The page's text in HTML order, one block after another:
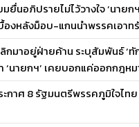
ยื่นอภิปรายไม่ไว้วางใจ ‘นาย
องหลังม็อบ-แกนนำพรรคเอาท
กมาอยู่ฝ่ายค้าน ระบุสัมพันธ์ ‘
ายกฯ’ เคยบอกแค่ออกกฎหม
ะกาศ 8 รัฐมนตรีพรรคภูมิใจไ